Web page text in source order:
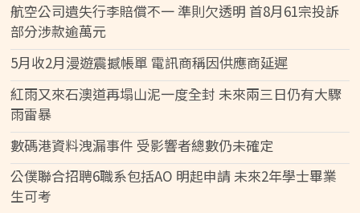
航空公司遺失行李賠償不一 準則欠透明 首8月61宗投訴
部分涉款逾萬元
5月收2月漫遊震撼帳單 電訊商稱因供應商延遲
紅雨又來石澳道再塌山泥一度全封 未來兩三日仍有大驟
雨雷暴
數碼港資料洩漏事件 受影響者總數仍未確定
公僕聯合招聘6職系包括AO 明起申請 未來2年學士畢業
生可考